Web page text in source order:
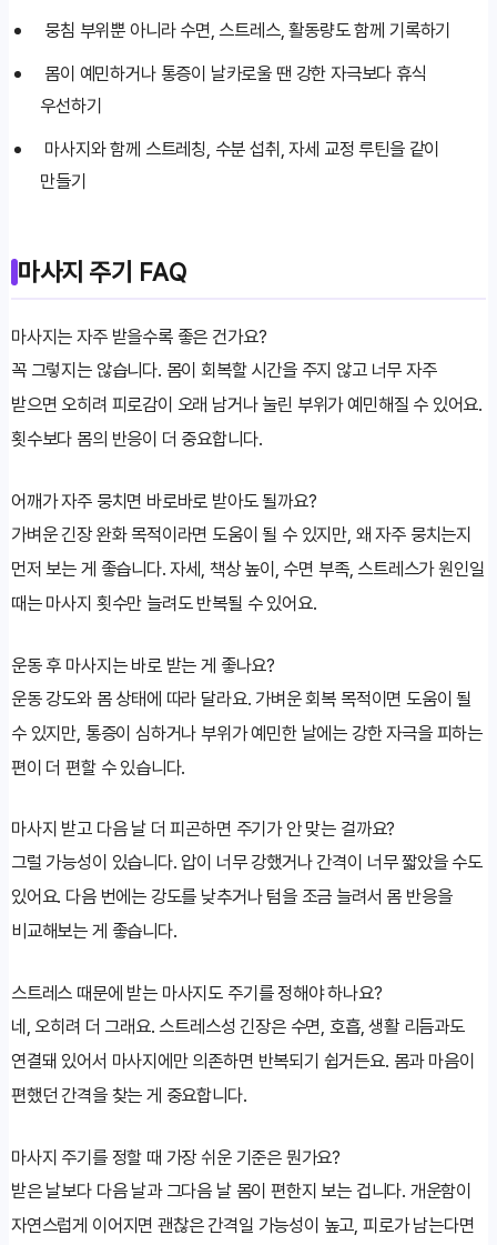
뭉침 부위뿐 아니라 수면, 스트레스, 활동량도 함께 기록하기
몸이 예민하거나 통증이 날카로울 땐 강한 자극보다 휴식
우선하기
마사지와 함께 스트레칭, 수분 섭취, 자세 교정 루틴을 같이
만들기
마사지 주기 FAQ
마사지는 자주 받을수록 좋은 건가요?
꼭 그렇지는 않습니다. 몸이 회복할 시간을 주지 않고 너무 자주
받으면 오히려 피로감이 오래 남거나 눌린 부위가 예민해질 수 있어요.
횟수보다 몸의 반응이 더 중요합니다.
어깨가 자주 뭉치면 바로바로 받아도 될까요?
가벼운 긴장 완화 목적이라면 도움이 될 수 있지만, 왜 자주 뭉치는지
먼저 보는 게 좋습니다. 자세, 책상 높이, 수면 부족, 스트레스가 원인일
때는 마사지 횟수만 늘려도 반복될 수 있어요.
운동 후 마사지는 바로 받는 게 좋나요?
운동 강도와 몸 상태에 따라 달라요. 가벼운 회복 목적이면 도움이 될
수 있지만, 통증이 심하거나 부위가 예민한 날에는 강한 자극을 피하는
편이 더 편할 수 있습니다.
마사지 받고 다음 날 더 피곤하면 주기가 안 맞는 걸까요?
그럴 가능성이 있습니다. 압이 너무 강했거나 간격이 너무 짧았을 수도
있어요. 다음 번에는 강도를 낮추거나 텀을 조금 늘려서 몸 반응을
비교해보는 게 좋습니다.
스트레스 때문에 받는 마사지도 주기를 정해야 하나요?
네, 오히려 더 그래요. 스트레스성 긴장은 수면, 호흡, 생활 리듬과도
연결돼 있어서 마사지에만 의존하면 반복되기 쉽거든요. 몸과 마음이
편했던 간격을 찾는 게 중요합니다.
마사지 주기를 정할 때 가장 쉬운 기준은 뭔가요?
받은 날보다 다음 날과 그다음 날 몸이 편한지 보는 겁니다. 개운함이
자연스럽게 이어지면 괜찮은 간격일 가능성이 높고, 피로가 남는다면